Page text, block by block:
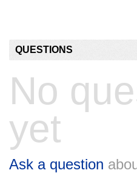
QUESTIONS
No
yet
Ask a question